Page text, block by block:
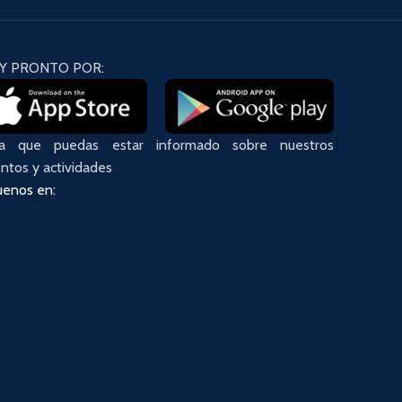
PRONTO POR:
que puedas estar informado sobre nuestros
y actividades
en: